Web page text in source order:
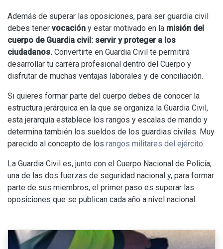
Además de superar las oposiciones, para ser guardia civil
debes tener vocación y estar motivado en la misión del
cuerpo de Guardia civil: servir y proteger a los
ciudadanos. Convertirte en Guardia Civil te permitirá
desarrollar tu carrera profesional dentro del Cuerpo y
disfrutar de muchas ventajas laborales y de conciliación.
Si quieres formar parte del cuerpo debes de conocer la
estructura jerárquica en la que se organiza la Guardia Civil,
esta jerarquía establece los rangos y escalas de mando y
determina también los sueldos de los guardias civiles. Muy
parecido al concepto de los rangos militares del ejército.
La Guardia Civil es, junto con el Cuerpo Nacional de Policía,
una de las dos fuerzas de seguridad nacional y, para formar
parte de sus miembros, el primer paso es superar las
oposiciones que se publican cada año a nivel nacional.